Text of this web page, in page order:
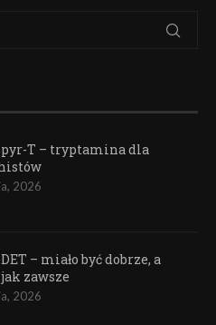
pyr-T – tryptamina dla
2026
– miało być dobrze, a
zawsze
2026